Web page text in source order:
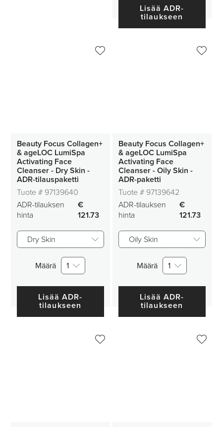
Lisää ADR-
tilaukseen
Beauty Focus Collagen+
& ageLOC LumiSpa
Activating Face
Cleanser - Dry Skin -
ADR-tilauspaketti
Tuote # 97139640
ADR-tilauksen
hinta
€
121.73
Dry Skin
Määrä 1
Lisää ADR-
tilaukseen
Beauty Focus Collagen+
& ageLOC LumiSpa
Activating Face
Cleanser - Oily Skin -
ADR-paketti
Tuote # 97139642
ADR-tilauksen
hinta
€
121.73
Oily Skin
Määrä 1
Lisää ADR-
tilaukseen